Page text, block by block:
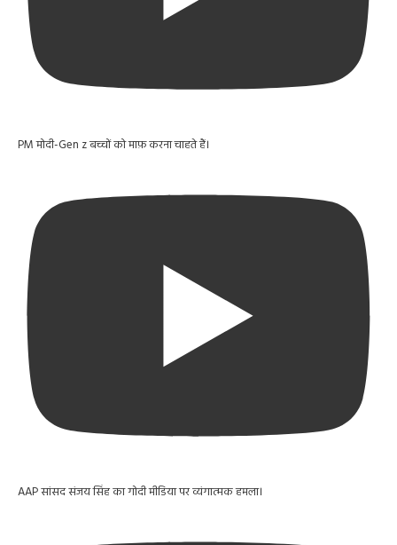
PM मोदी-Gen z बच्चों को माफ़ करना चाहते हैं।
AAP सांसद संजय सिंह का गोदी मीडिया पर व्यंगात्मक हमला।